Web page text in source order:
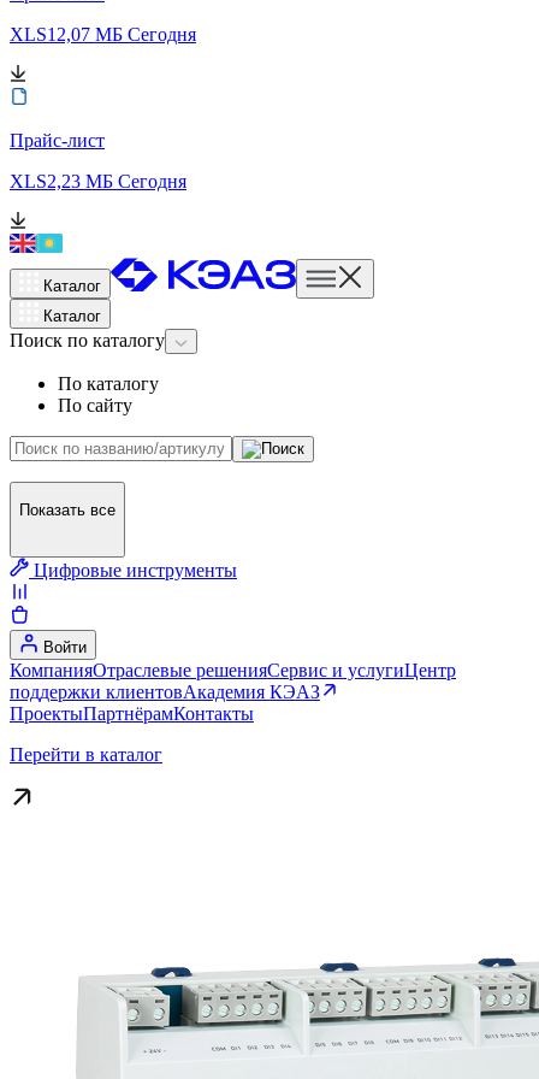
XLS12,07 МБ Сегодня
Прайс-лист
XLS2,23 МБ Сегодня
Каталог
Каталог
Поиск по каталогу
По каталогу
По сайту
Показать все
Цифровые инструменты
Войти
КомпанияОтраслевые решенияСервис и услугиЦентр
поддержки клиентовАкадемия КЭАЗ
ПроектыПартнёрамКонтакты
Перейти в каталог